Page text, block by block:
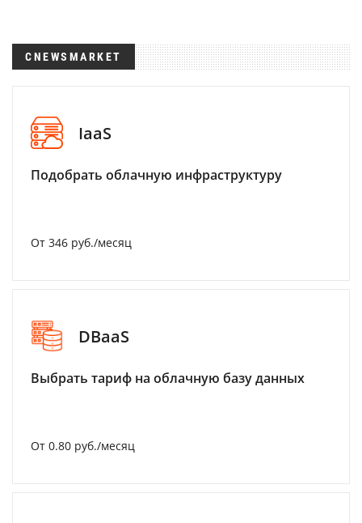
CNEWSMARKET
IaaS
Подобрать облачную инфраструктуру
От 346 руб./месяц
DBaaS
Выбрать тариф на облачную базу данных
От 0.80 руб./месяц